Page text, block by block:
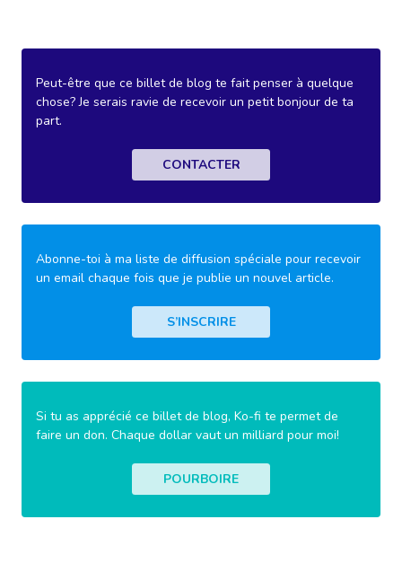
Peut-être que ce billet de blog te fait penser à quelque
chose? Je serais ravie de recevoir un petit bonjour de ta
part.
CONTACTER
Abonne-toi à ma liste de diffusion spéciale pour recevoir
un email chaque fois que je publie un nouvel article.
S’INSCRIRE
Si tu as apprécié ce billet de blog, Ko-fi te permet de
faire un don. Chaque dollar vaut un milliard pour moi!
POURBOIRE